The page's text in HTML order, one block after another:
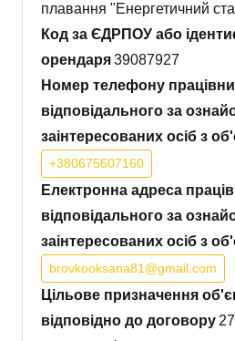
плавання "Енергетичний
Код за ЄДРПОУ або
орендаря39087927
Номер телефону
відповідального за
заінтересованих осіб з
+380675607160
Електронна адреса
відповідального за
заінтересованих осіб з
brovkooksana81@gmail.com
Цільове призначення
відповідно до договору